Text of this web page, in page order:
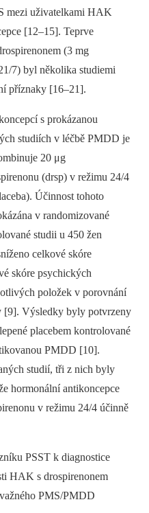
mezi uživatelkami HAK
[12–15]. Teprve
(3 mg
7) byl několika studiemi
příznaky [16–21].
s prokázanou
studiích v léčbě PMDD je
20 μg
(drsp) v režimu 24/4
Účinnost tohoto
v randomizované
studii u 450 žen
celkové skóre
skóre psychických
položek v porovnání
[9]. Výsledky byly potvrzeny
placebem kontrolované
PMDD [10].
studií, tři z nich byly
hormonální antikoncepce
v režimu 24/4 účinně
PSST k diagnostice
HAK s drospirenonem
PMS/PMDD